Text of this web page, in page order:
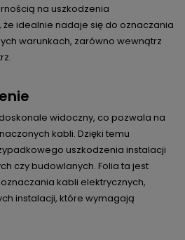
na uszkodzenia
idealnie nadaje się do oznaczania
warunkach, zarówno wewnątrz
widoczny, co pozwala na
kabli. Dzięki temu
uszkodzenia instalacji
czy budowlanych. Folia ta jest
kabli elektrycznych,
instalacji, które wymagają